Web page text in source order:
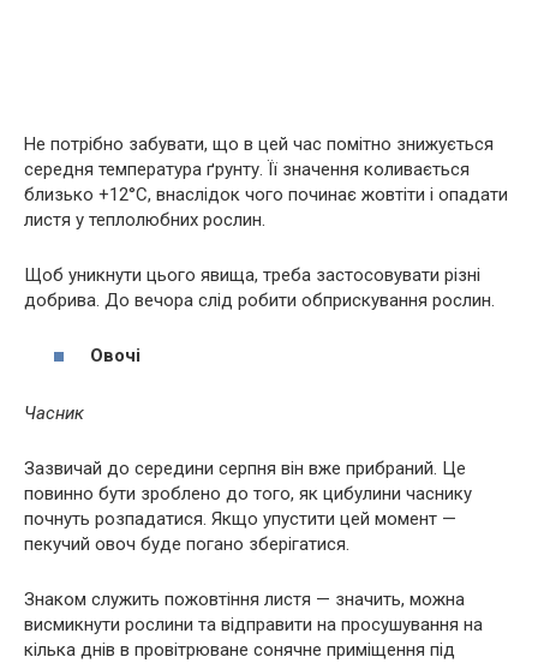
Не потрібно забувати, що в цей час помітно знижується
середня температура ґрунту. Її значення коливається
близько +12°C, внаслідок чого починає жовтіти і опадати
листя у теплолюбних рослин.
Щоб уникнути цього явища, треба застосовувати різні
добрива. До вечора слід робити обприскування рослин.
Овочі
Часник
Зазвичай до середини серпня він вже прибраний. Це
повинно бути зроблено до того, як цибулини часнику
почнуть розпадатися. Якщо упустити цей момент —
пекучий овоч буде погано зберігатися.
Знаком служить пожовтіння листя — значить, можна
висмикнути рослини та відправити на просушування на
кілька днів в провітрюване сонячне приміщення під